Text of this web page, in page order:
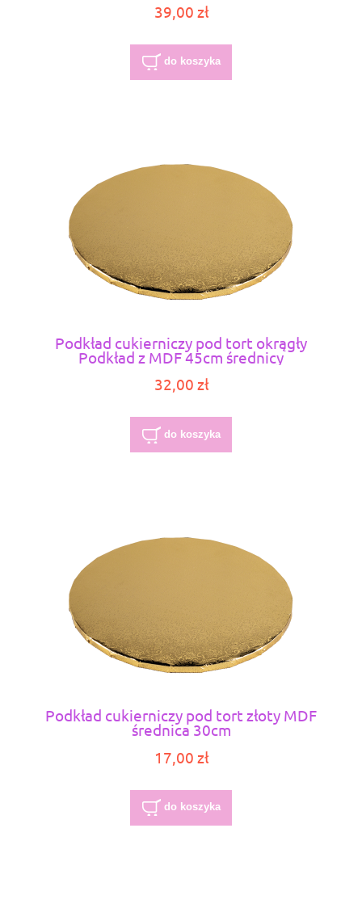
39,00 zł
do koszyka
Podkład cukierniczy pod tort okrągły
Podkład z MDF 45cm średnicy
32,00 zł
do koszyka
Podkład cukierniczy pod tort złoty MDF
średnica 30cm
17,00 zł
do koszyka